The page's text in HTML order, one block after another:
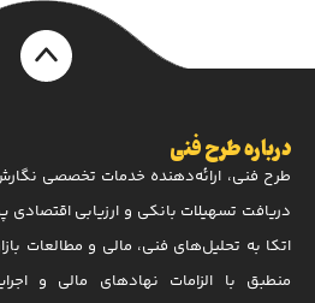
درباره طرح فنی
طرح فنی، ارائه‌دهنده خدمات تخصصی
دریافت تسهیلات بانکی و ارزیابی اقتصادی
اتکا به تحلیل‌های فنی، مالی و مطالعات
منطبق با الزامات نهادهای مالی و